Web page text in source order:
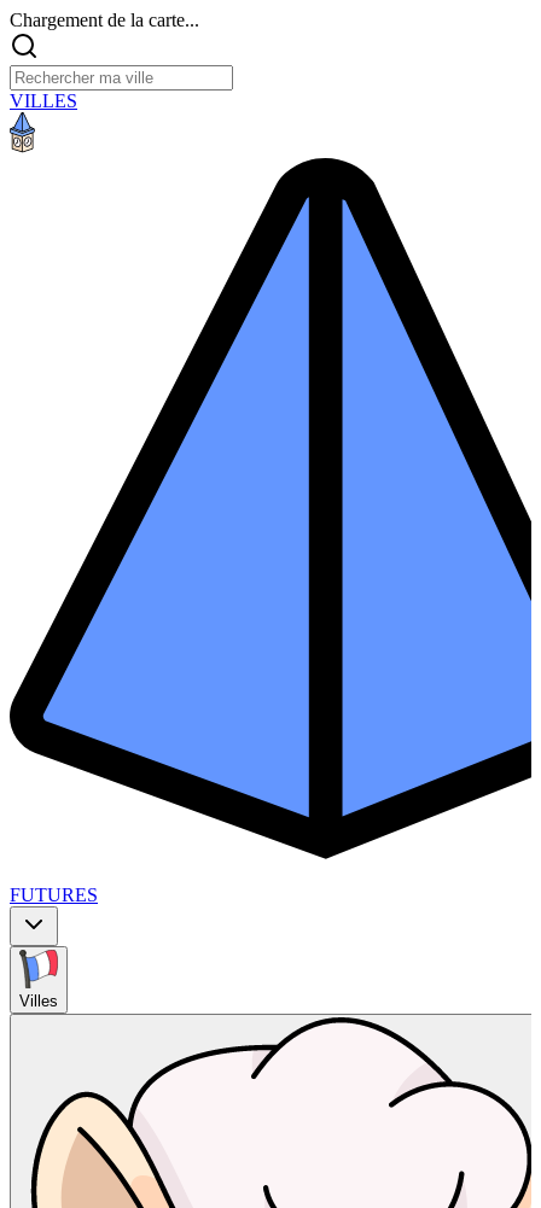
Chargement de la carte...
VILLES
FUTURES
Villes